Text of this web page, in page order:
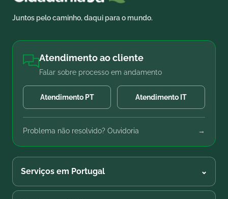
Juntos pelo caminho, daqui para o mundo.
Atendimento ao cliente
Falar sobre processo em andamento
Atendimento PT Atendimento IT
Problema não resolvido? Ouvidoria →
Serviços em Portugal ⌄